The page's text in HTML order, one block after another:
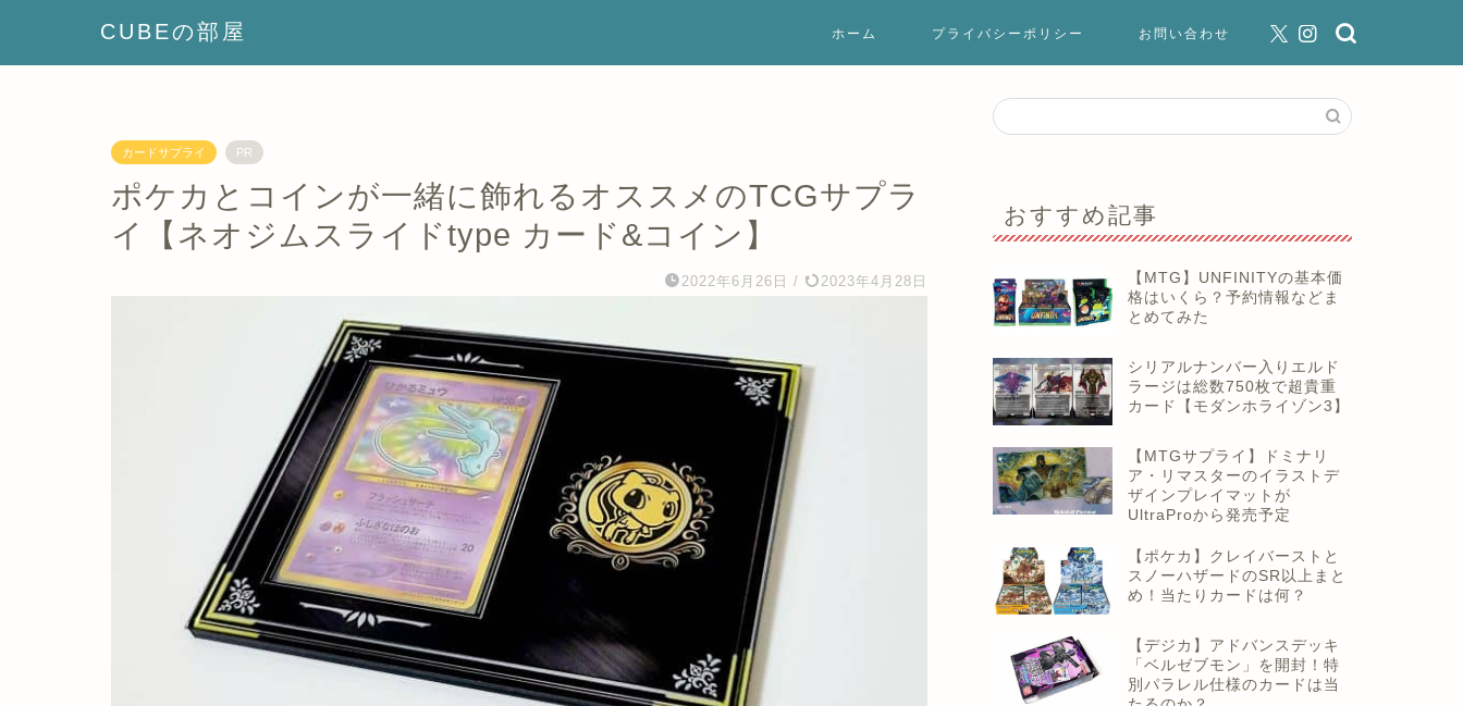
CUBEの部屋 ホーム プライバシーポリシー お問い合わせ
カードサプライ PR
ポケカとコインが一緒に飾れるオススメのTCGサプラ
イ【ネオジムスライドtype カード&コイン】
2022年6月26日 / 2023年4月28日
おすすめ記事
【MTG】UNFINITYの基本価
格はいくら？予約情報などま
とめてみた
シリアルナンバー入りエルド
ラージは総数750枚で超貴重
カード【モダンホライゾン3】
【MTGサプライ】ドミナリ
ア・リマスターのイラストデ
ザインプレイマットが
UltraProから発売予定
【ポケカ】クレイバーストと
スノーハザードのSR以上まと
め！当たりカードは何？
【デジカ】アドバンスデッキ
「ベルゼブモン」を開封！特
別パラレル仕様のカードは当